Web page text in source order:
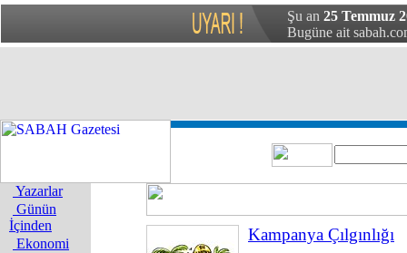
Şu an 25 Temmuz
Bugüne ait
Yazarlar
Günün
İçinden
Ekonomi
Kampanya Çılgınlığı